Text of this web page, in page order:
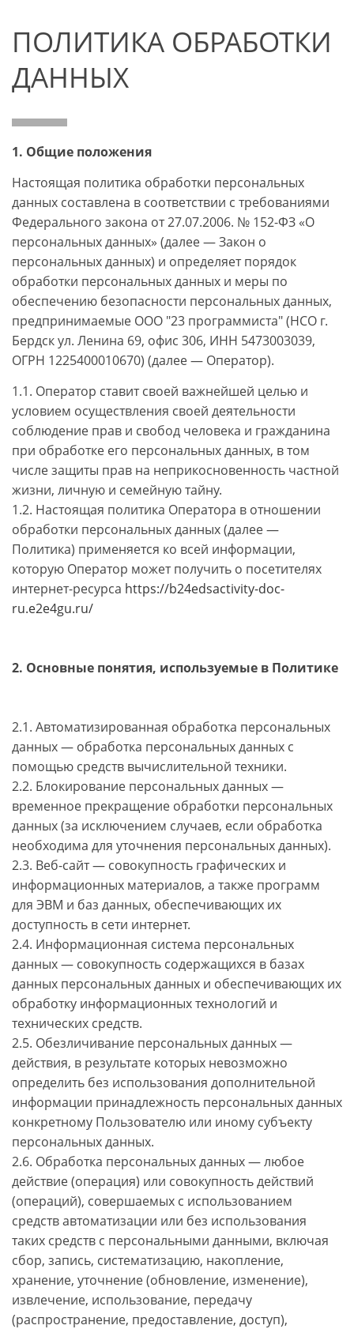
ПОЛИТИКА ОБРАБОТКИ
ДАННЫХ
1. Общие положения
Настоящая политика обработки персональных
данных составлена в соответствии с требованиями
Федерального закона от 27.07.2006. № 152-ФЗ «О
персональных данных» (далее — Закон о
персональных данных) и определяет порядок
обработки персональных данных и меры по
обеспечению безопасности персональных данных,
предпринимаемые ООО "23 программиста" (НСО г.
Бердск ул. Ленина 69, офис 306, ИНН 5473003039,
ОГРН 1225400010670) (далее — Оператор).
1.1. Оператор ставит своей важнейшей целью и
условием осуществления своей деятельности
соблюдение прав и свобод человека и гражданина
при обработке его персональных данных, в том
числе защиты прав на неприкосновенность частной
жизни, личную и семейную тайну.
1.2. Настоящая политика Оператора в отношении
обработки персональных данных (далее —
Политика) применяется ко всей информации,
которую Оператор может получить о посетителях
интернет-ресурса https://b24edsactivity-doc-
ru.e2e4gu.ru/
2. Основные понятия, используемые в Политике
2.1. Автоматизированная обработка персональных
данных — обработка персональных данных с
помощью средств вычислительной техники.
2.2. Блокирование персональных данных —
временное прекращение обработки персональных
данных (за исключением случаев, если обработка
необходима для уточнения персональных данных).
2.3. Веб-сайт — совокупность графических и
информационных материалов, а также программ
для ЭВМ и баз данных, обеспечивающих их
доступность в сети интернет.
2.4. Информационная система персональных
данных — совокупность содержащихся в базах
данных персональных данных и обеспечивающих их
обработку информационных технологий и
технических средств.
2.5. Обезличивание персональных данных —
действия, в результате которых невозможно
определить без использования дополнительной
информации принадлежность персональных данных
конкретному Пользователю или иному субъекту
персональных данных.
2.6. Обработка персональных данных — любое
действие (операция) или совокупность действий
(операций), совершаемых с использованием
средств автоматизации или без использования
таких средств с персональными данными, включая
сбор, запись, систематизацию, накопление,
хранение, уточнение (обновление, изменение),
извлечение, использование, передачу
(распространение, предоставление, доступ),